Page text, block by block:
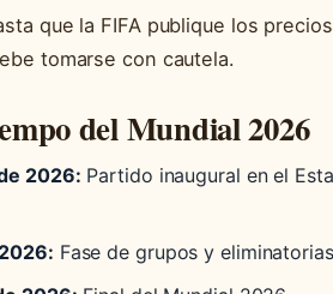
que la FIFA publique los
tomarse con cautela.
del Mundial 2026
2026: Partido inaugural en el
Fase de grupos y eliminatorias